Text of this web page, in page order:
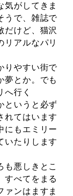
気がしてきま
うで、雑誌で
だけど、猫沢
リアルなパリ
りやすい街で
夢とか。でも
へ行く
というと必ず
れてはいます
にもエミリー
いたりします
も悪しきとこ
すべてをまる
ァンはますま